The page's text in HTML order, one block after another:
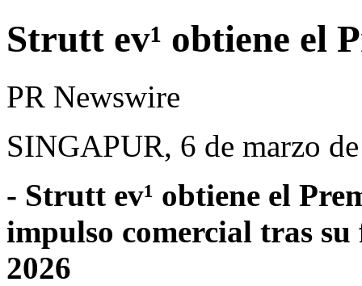
Strutt ev¹ obtiene el
PR Newswire
SINGAPUR, 6 de marzo
- Strutt ev¹ obtiene el
impulso comercial tras
2026